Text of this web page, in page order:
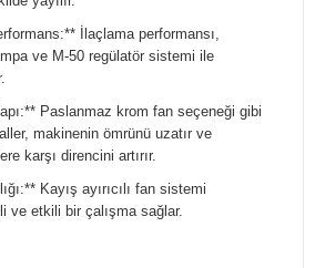
İlaçlama performansı,
ve M-50 regülatör sistemi ile
Paslanmaz krom fan seçeneği gibi
makinenin ömrünü uzatır ve
karşı direncini artırır.
Kayış ayırıcılı fan sistemi
ve etkili bir çalışma sağlar.